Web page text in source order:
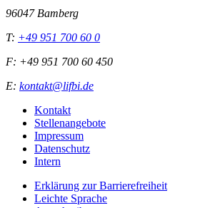
96047 Bamberg
T: +49 951 700 60 0
F: +49 951 700 60 450
E: kontakt@lifbi.de
Kontakt
Stellenangebote
Impressum
Datenschutz
Intern
Erklärung zur Barrierefreiheit
Leichte Sprache